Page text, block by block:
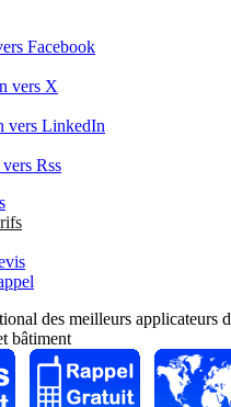
Facebook
vers X
vers LinkedIn
Rss
des meilleurs applicateurs
bâtiment